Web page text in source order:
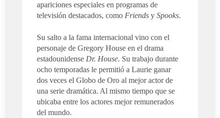
apariciones especiales en programas de
televisión destacados, como Friends y Spooks.
Su salto a la fama internacional vino con el
personaje de Gregory House en el drama
estadounidense Dr. House. Su trabajo durante
ocho temporadas le permitió a Laurie ganar
dos veces el Globo de Oro al mejor actor de
una serie dramática. Al mismo tiempo que se
ubicaba entre los actores mejor remunerados
del mundo.